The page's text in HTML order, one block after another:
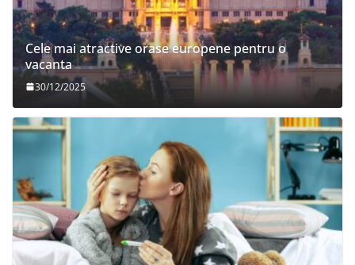
Cele mai atractive orase europene pentru o
vacanta
30/12/2025